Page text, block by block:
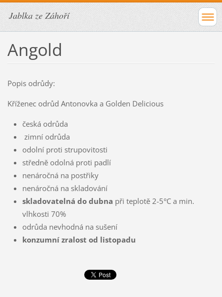
Jablka ze Záhoří
Angold
Popis odrůdy:
Kříženec odrůd Antonovka a Golden Delicious
česká odrůda
zimní odrůda
odolní proti strupovitosti
středně odolná proti padlí
nenáročná na postřiky
nenáročná na skladování
skladovatelná do dubna při teplotě 2-5°C a min.
vlhkosti 70%
odrůda nevhodná na sušení
konzumní zralost od listopadu